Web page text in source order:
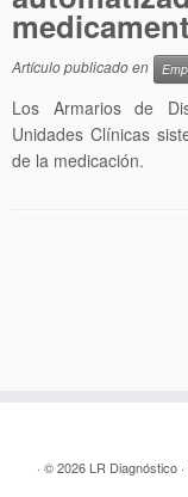
Artículo publicado en
Los Armarios de
Unidades Clínicas
de la medicación.
· © 2026 LR Diagnóstico ·